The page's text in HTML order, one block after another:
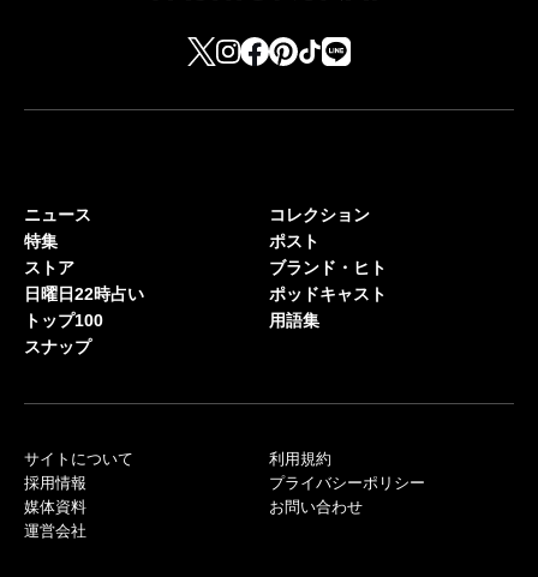
ニュース
特集
ストア
日曜日22時占い
トップ100
スナップ
コレクション
ポスト
ブランド・ヒト
ポッドキャスト
用語集
サイトについて
採用情報
媒体資料
運営会社
利用規約
プライバシーポリシー
お問い合わせ